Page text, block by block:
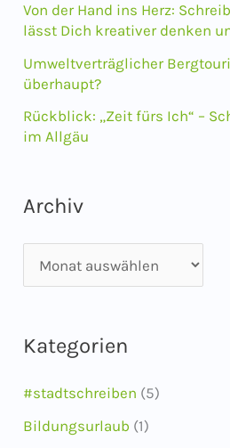
c
:
Von der Hand ins Herz:
lässt Dich kreativer denken
Umweltverträglicher
überhaupt?
Rückblick: „Zeit fürs Ich“ –
im Allgäu
Archiv
r
h
Kategorien
#stadtschreiben (5)
Bildungsurlaub (1)